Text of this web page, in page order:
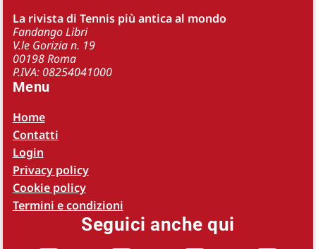
La rivista di Tennis più antica al mondo
Fandango Libri
V.le Gorizia n. 19
00198 Roma
P.IVA: 08254041000
Menu
Home
Contatti
Login
Privacy policy
Cookie policy
Termini e condizioni
Seguici anche qui